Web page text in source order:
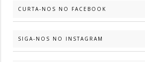
CURTA-NOS NO FACEBOOK
SIGA-NOS NO INSTAGRAM